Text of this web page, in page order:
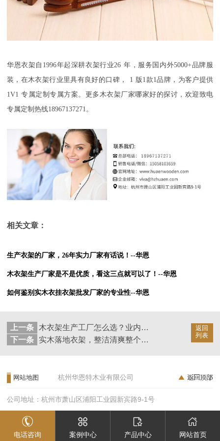
华恩衣架自 1996年起深耕衣架行业26 年，服务国内外5000+品牌服
装，在木衣架行业里具有良好的口碑，
1 版1 款1品牌，为客户提供
1V1 专属定制专属方案。更多木衣架厂家哪家好的探讨，欢迎致电
专属定制热线18967137271 。
相关文章：
生产衣架的厂家，26年实力厂家有话说！--华恩
木衣架生产厂家是不是优质，看这三点就可以了！--华恩
如何鉴别实木衣挂衣架批发厂家的专业性--华恩
返回
列表
上一条
木衣架生产工厂怎么选？业内人士教您三点！---华恩衣架
下一条
实木落地衣架，整洁清爽整个家！--华恩
网站地图 杭州华恩特木业有限公司
公司地址：杭州市萧山区浦阳工业园新宾路9-1号
电话咨询 案例中心 产品中心 网站首页